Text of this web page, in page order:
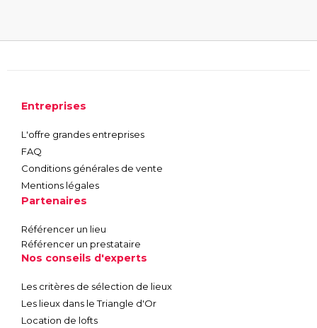
Entreprises
L'offre grandes entreprises
FAQ
Conditions générales de vente
Mentions légales
Partenaires
Référencer un lieu
Référencer un prestataire
Nos conseils d'experts
Les critères de sélection de lieux
Les lieux dans le Triangle d'Or
Location de lofts